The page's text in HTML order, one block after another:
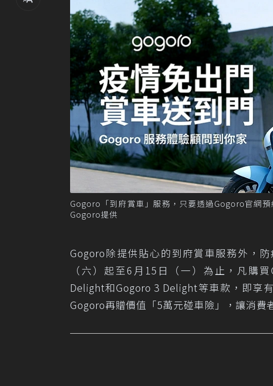
Gogoro「到府賞車」服務，只要透過Gogoro官網
Gogoro提供
Gogoro除提供貼心的到府賞車服務外，
（六）起至6月15日（一）為止，凡購
Delight和Gogoro 3 Delight等車款，即享
Gogoro再贈價值「5萬元碰車險」，讓消費